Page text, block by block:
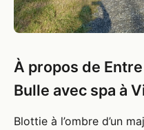
À propos de
Bulle avec spa à
Blottie à l’ombre d’un